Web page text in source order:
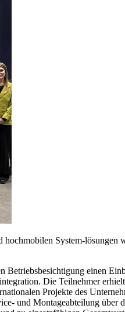
System-
einen
Die Teilnehmer
Projekte des
und Montageabteilung über